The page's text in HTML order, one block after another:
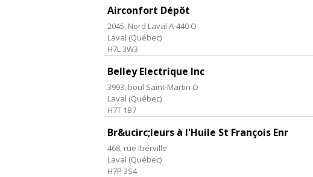
Airconfort Dépôt
2045, Nord Laval A-440 O
Laval (Québec)
H7L 3W3
Belley Electrique Inc
3993, boul Saint-Martin O
Laval (Québec)
H7T 1B7
Br&ucirc;leurs à l'Huile St François Enr
468, rue Iberville
Laval (Québec)
H7P 3S4